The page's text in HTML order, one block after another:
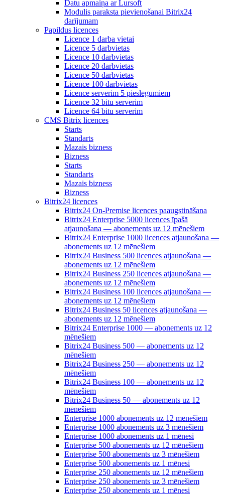
Datu apmaiņa ar Lursoft
Modulis paraksta pievienošanai Bitrix24
darījumam
Papildus licences
Licence 1 darba vietai
Licence 5 darbvietas
Licence 10 darbvietas
Licence 20 darbvietas
Licence 50 darbvietas
Licence 100 darbvietas
Licence serverim 5 pieslēgumiem
Licence 32 bitu serverim
Licence 64 bitu serverim
CMS Bitrix licences
Starts
Standarts
Mazais bizness
Bizness
Starts
Standarts
Mazais bizness
Bizness
Bitrix24 licences
Bitrix24 On-Premise licences paaugstināšana
Bitrix24 Enterprise 5000 licences īpašā
atjaunošana — abonements uz 12 mēnešiem
Bitrix24 Enterprise 1000 licences atjaunošana —
abonements uz 12 mēnešiem
Bitrix24 Business 500 licences atjaunošana —
abonements uz 12 mēnešiem
Bitrix24 Business 250 licences atjaunošana —
abonements uz 12 mēnešiem
Bitrix24 Business 100 licences atjaunošana —
abonements uz 12 mēnešiem
Bitrix24 Business 50 licences atjaunošana —
abonements uz 12 mēnešiem
Bitrix24 Enterprise 1000 — abonements uz 12
mēnešiem
Bitrix24 Business 500 — abonements uz 12
mēnešiem
Bitrix24 Business 250 — abonements uz 12
mēnešiem
Bitrix24 Business 100 — abonements uz 12
mēnešiem
Bitrix24 Business 50 — abonements uz 12
mēnešiem
Enterprise 1000 abonements uz 12 mēnešiem
Enterprise 1000 abonements uz 3 mēnešiem
Enterprise 1000 abonements uz 1 mēnesi
Enterprise 500 abonements uz 12 mēnešiem
Enterprise 500 abonements uz 3 mēnešiem
Enterprise 500 abonements uz 1 mēnesi
Enterprise 250 abonements uz 12 mēnešiem
Enterprise 250 abonements uz 3 mēnešiem
Enterprise 250 abonements uz 1 mēnesi